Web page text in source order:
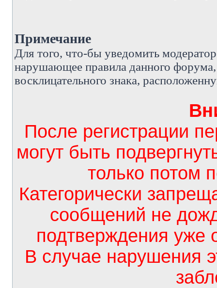
Примечание
Для того, что-бы уведомить
нарушающее правила данного форума,
восклицательного знака,
После регистрации
могут быть
только потом
Категорически
сообщений не
подтверждения уже
В случае нарушения